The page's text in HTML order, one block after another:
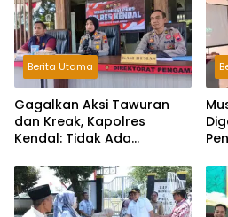
Berita Utama
Gagalkan Aksi Tawuran
dan Kreak, Kapolres
Kendal: Tidak Ada
Pelaku Kejahatan Jalanan